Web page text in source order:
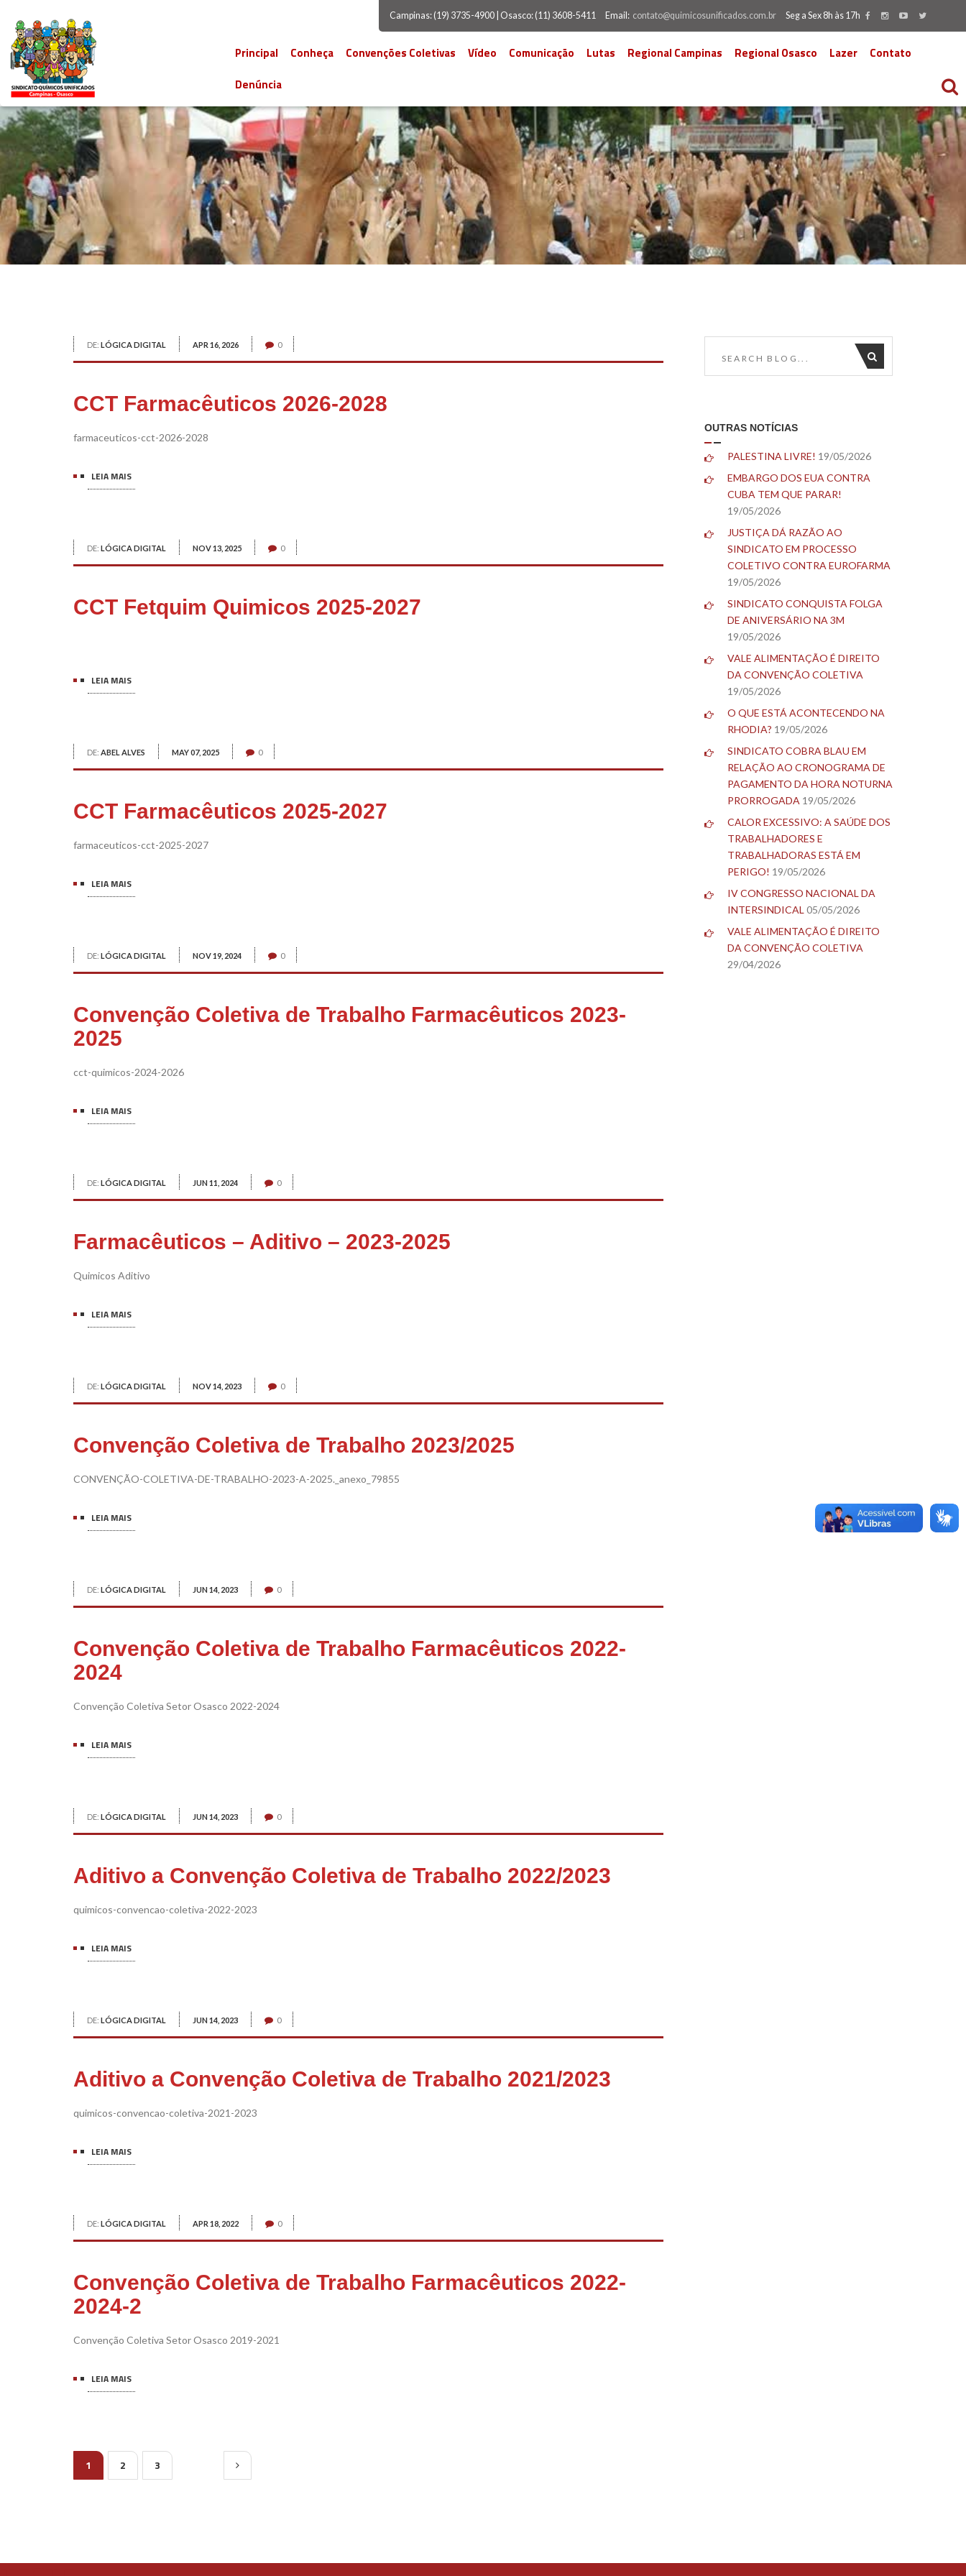
Campinas: (19) 3735-4900 | Osasco: (11) 3608-5411 Email: contato@quimicosunificados.com.br Seg a Sex 8h às 17h
Principal Conheça Convenções Coletivas Vídeo Comunicação Lutas Regional Campinas Regional Osasco Lazer
Contato
Denúncia
DE: LÓGICA DIGITAL APR 16, 2026 0
CCT Farmacêuticos 2026-2028
farmaceuticos-cct-2026-2028
LEIA MAIS
DE: LÓGICA DIGITAL NOV 13, 2025 0
CCT Fetquim Quimicos 2025-2027
LEIA MAIS
DE: ABEL ALVES MAY 07, 2025 0
CCT Farmacêuticos 2025-2027
farmaceuticos-cct-2025-2027
LEIA MAIS
DE: LÓGICA DIGITAL NOV 19, 2024 0
Convenção Coletiva de Trabalho Farmacêuticos 2023-
2025
cct-quimicos-2024-2026
LEIA MAIS
DE: LÓGICA DIGITAL JUN 11, 2024 0
Farmacêuticos – Aditivo – 2023-2025
Quimicos Aditivo
LEIA MAIS
DE: LÓGICA DIGITAL NOV 14, 2023 0
Convenção Coletiva de Trabalho 2023/2025
CONVENÇÃO-COLETIVA-DE-TRABALHO-2023-A-2025._anexo_79855
LEIA MAIS
DE: LÓGICA DIGITAL JUN 14, 2023 0
Convenção Coletiva de Trabalho Farmacêuticos 2022-
2024
Convenção Coletiva Setor Osasco 2022-2024
LEIA MAIS
DE: LÓGICA DIGITAL JUN 14, 2023 0
Aditivo a Convenção Coletiva de Trabalho 2022/2023
quimicos-convencao-coletiva-2022-2023
LEIA MAIS
DE: LÓGICA DIGITAL JUN 14, 2023 0
Aditivo a Convenção Coletiva de Trabalho 2021/2023
quimicos-convencao-coletiva-2021-2023
LEIA MAIS
DE: LÓGICA DIGITAL APR 18, 2022 0
Convenção Coletiva de Trabalho Farmacêuticos 2022-
2024-2
Convenção Coletiva Setor Osasco 2019-2021
LEIA MAIS
1 2 3
OUTRAS NOTÍCIAS
PALESTINA LIVRE! 19/05/2026
EMBARGO DOS EUA CONTRA
CUBA TEM QUE PARAR!
19/05/2026
JUSTIÇA DÁ RAZÃO AO
SINDICATO EM PROCESSO
COLETIVO CONTRA EUROFARMA
19/05/2026
SINDICATO CONQUISTA FOLGA
DE ANIVERSÁRIO NA 3M
19/05/2026
VALE ALIMENTAÇÃO É DIREITO
DA CONVENÇÃO COLETIVA
19/05/2026
O QUE ESTÁ ACONTECENDO NA
RHODIA? 19/05/2026
SINDICATO COBRA BLAU EM
RELAÇÃO AO CRONOGRAMA DE
PAGAMENTO DA HORA NOTURNA
PRORROGADA 19/05/2026
CALOR EXCESSIVO: A SAÚDE DOS
TRABALHADORES E
TRABALHADORAS ESTÁ EM
PERIGO! 19/05/2026
IV CONGRESSO NACIONAL DA
INTERSINDICAL 05/05/2026
VALE ALIMENTAÇÃO É DIREITO
DA CONVENÇÃO COLETIVA
29/04/2026